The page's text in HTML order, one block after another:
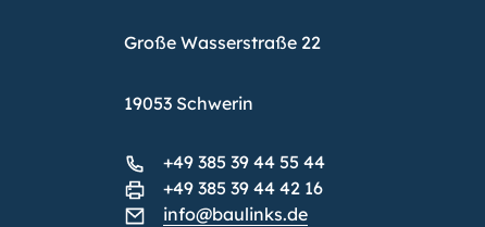
Große Wasserstraße 22
19053 Schwerin
+49 385 39 44 55 44
+49 385 39 44 42 16
info@baulinks.de